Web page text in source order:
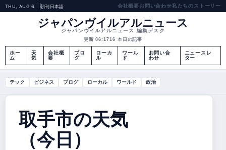
THU, AUG 6 朝刊日本語 会社概要お問い合わせ私たちのストーリー
ジャパンヴイルアルニュース
ジャパンヴイルアルニュース 編集デスク
更新 06:1716 本日の記事
ホー
ム
天
気
会社概
要
ブロ
グ
ローカ
ル
ワール
ド
お問い合
わせ
ニュースレ
ター
テック ビジネス ブログ ローカル ワールド 政治
取手市の天気
（今日）